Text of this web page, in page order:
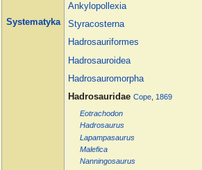
Systematyka
Ankylopollexia
Styracosterna
Hadrosauriformes
Hadrosauroidea
Hadrosauromorpha
Hadrosauridae Cope 1869
Eotrachodon
Hadrosaurus
Lapampasaurus
Malefica
Nanningosaurus